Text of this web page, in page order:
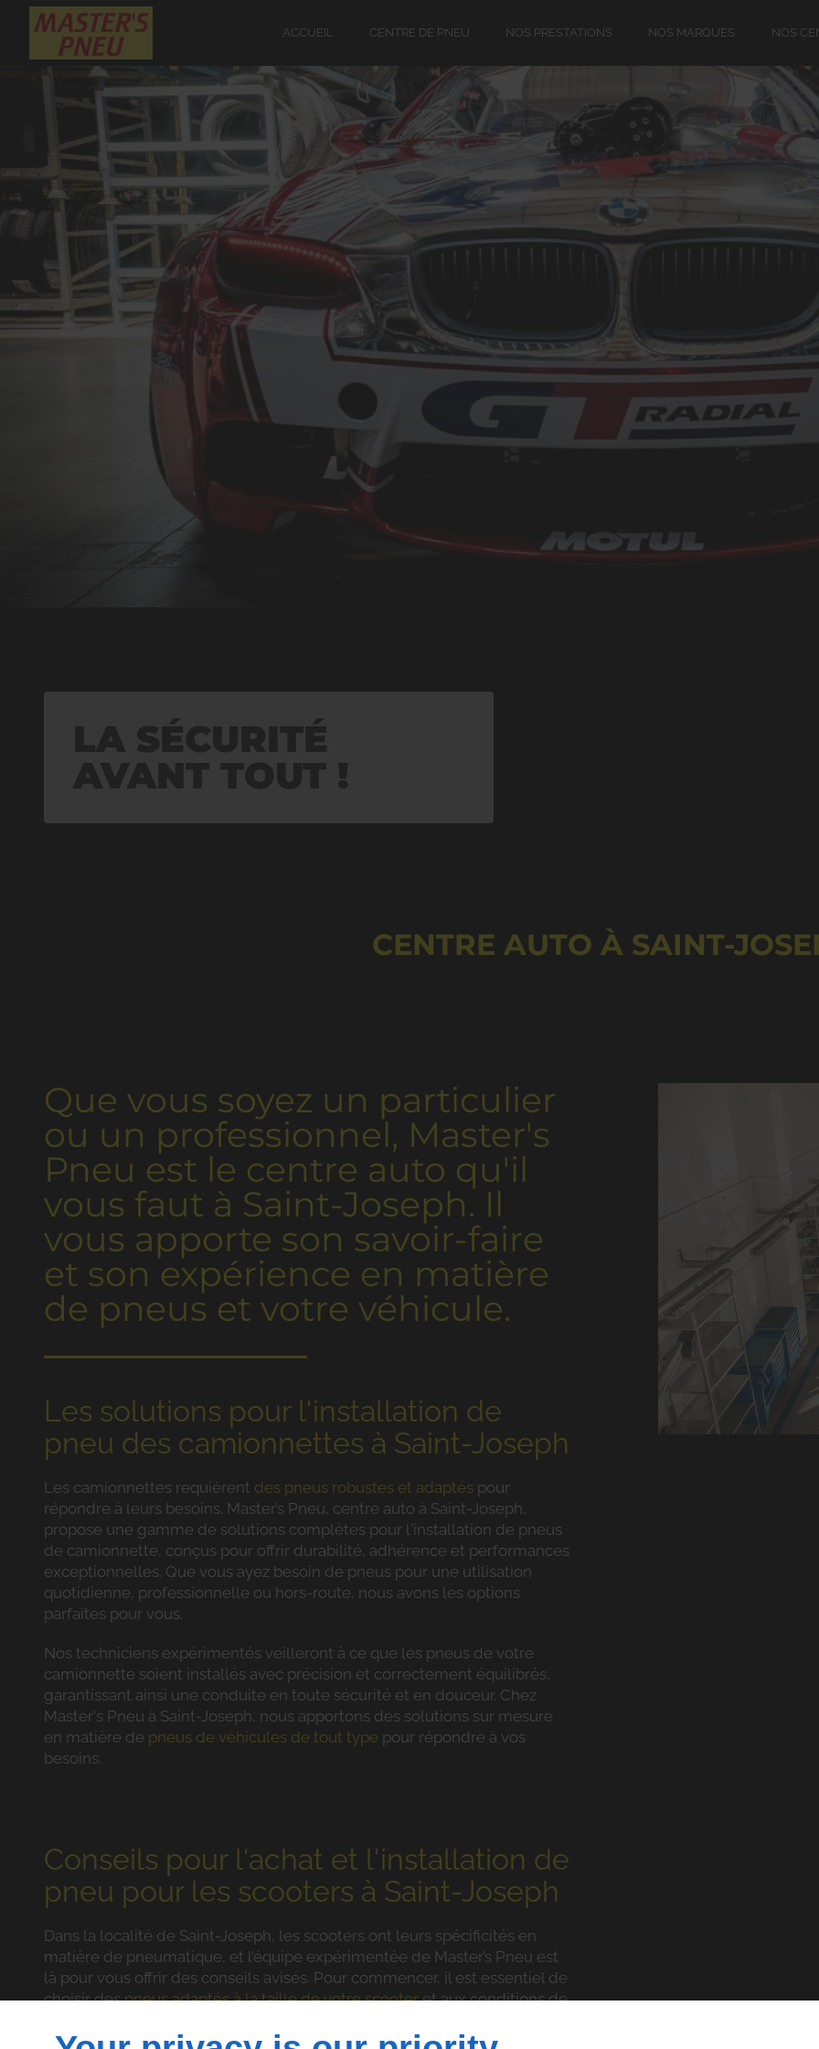
ACCUEIL CENTRE DE PNEU NOS PRESTATIONS NOS MARQUES NOS
CENTRE AUTO À SAINT-
Que vous soyez un particulier
ou un professionnel, Master's
Pneu est le centre auto qu'il
vous faut à Saint-Joseph. Il
vous apporte son savoir-faire
et son expérience en matière
de pneus et votre véhicule.
Les solutions pour l'installation de
pneu des camionnettes à Saint-Joseph
Les camionnettes requièrent des pneus robustes et adaptés pour
répondre à leurs besoins. Master’s Pneu, centre auto à Saint-Joseph,
propose une gamme de solutions complètes pour l'installation de pneus
de camionnette, conçus pour offrir durabilité, adhérence et performances
exceptionnelles. Que vous ayez besoin de pneus pour une utilisation
quotidienne, professionnelle ou hors-route, nous avons les options
parfaites pour vous.
Nos techniciens expérimentés veilleront à ce que les pneus de votre
camionnette soient installés avec précision et correctement équilibrés,
garantissant ainsi une conduite en toute sécurité et en douceur. Chez
Master's Pneu à Saint-Joseph, nous apportons des solutions sur mesure
en matière de pneus de véhicules de tout type pour répondre à vos
besoins.
Conseils pour l'achat et l'installation de
pneu pour les scooters à Saint-Joseph
Dans la localité de Saint-Joseph, les scooters ont leurs spécificités en
matière de pneumatique, et l’équipe expérimentée de Master’s Pneu est
là pour vous offrir des conseils avisés. Pour commencer, il est essentiel de
choisir despneus adaptés à la taille de votre scooter et aux conditions de